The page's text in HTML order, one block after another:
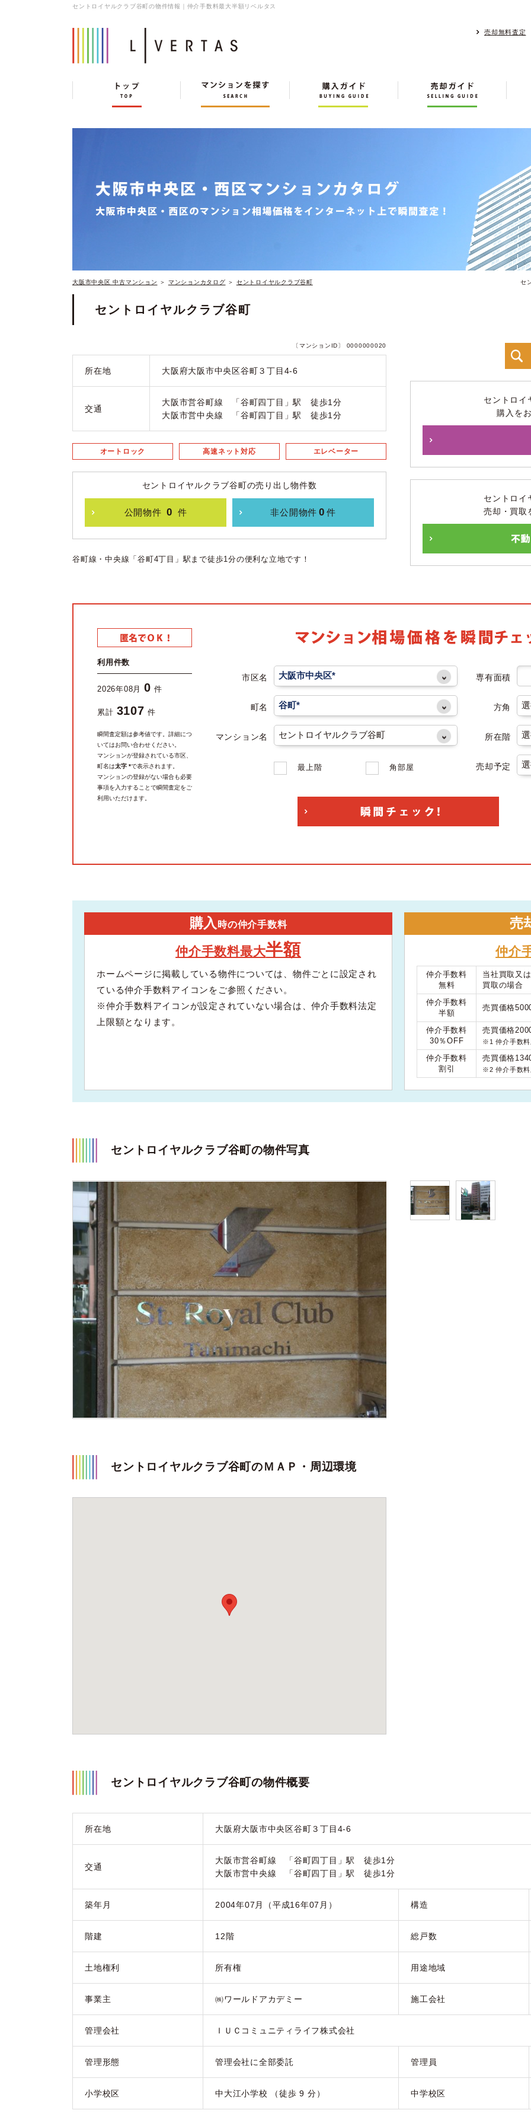
セントロイヤルクラブ谷町の物件情報｜仲介手数料最大半額リベルタス
売却無料査定
大阪市中央区 中古マンション ＞ マンションカタログ ＞ セントロイヤルクラブ谷町 セ
セントロイヤルクラブ谷町
〔マンションID〕 0000000020
所在地 大阪府大阪市中央区谷町３丁目4-6
交通
大阪市営谷町線 「谷町四丁目」駅 徒歩1分
大阪市営中央線 「谷町四丁目」駅 徒歩1分
オートロック 高速ネット対応 エレベーター
セントロイヤルクラブ谷町の売り出し物件数
公開物件 0 件 非公開物件 0 件
谷町線・中央線「谷町4丁目」駅まで徒歩1分の便利な立地です！
セントロイ
購入を
セントロイ
売却・買取
利用件数
2026年08月 0 件
累計 3107 件
市区名
町名
マンション名
最上階 角部屋
専有面積
方角
所在階
売却予定
瞬間査定額は参考値です。詳細につ
いてはお問い合わせください。
マンションが登録されている市区、
町名は太字 *で表示されます。
マンションの登録がない場合も必要
事項を入力することで瞬間査定をご
利用いただけます。
購入 時の仲介手数料
仲介手数料最大半額
ホームページに掲載している物件については、物件ごとに設定され
ている仲介手数料アイコンをご参照ください。
※仲介手数料アイコンが設定されていない場合は、仲介手数料法定
上限額となります。
売
仲介
仲介手数料
無料
当社買取又
買取の場合
仲介手数料
半額
売買価格
仲介手数料
30％OFF
売買価格
※1 仲介手数料
仲介手数料
割引
売買価格
※2 仲介手数料
セントロイヤルクラブ谷町の物件写真
セントロイヤルクラブ谷町のＭＡＰ・周辺環境
セントロイヤルクラブ谷町の物件概要
所在地 大阪府大阪市中央区谷町３丁目4-6
交通
大阪市営谷町線 「谷町四丁目」駅 徒歩1分
大阪市営中央線 「谷町四丁目」駅 徒歩1分
築年月 2004年07月（平成16年07月） 構造
階建 12階 総戸数
土地権利 所有権 用途地域
事業主 ㈱ワールドアカデミー 施工会社
管理会社 ＩＵＣコミュニティライフ株式会社
管理形態 管理会社に全部委託 管理員
小学校区 中大江小学校 （徒歩 9 分） 中学校区